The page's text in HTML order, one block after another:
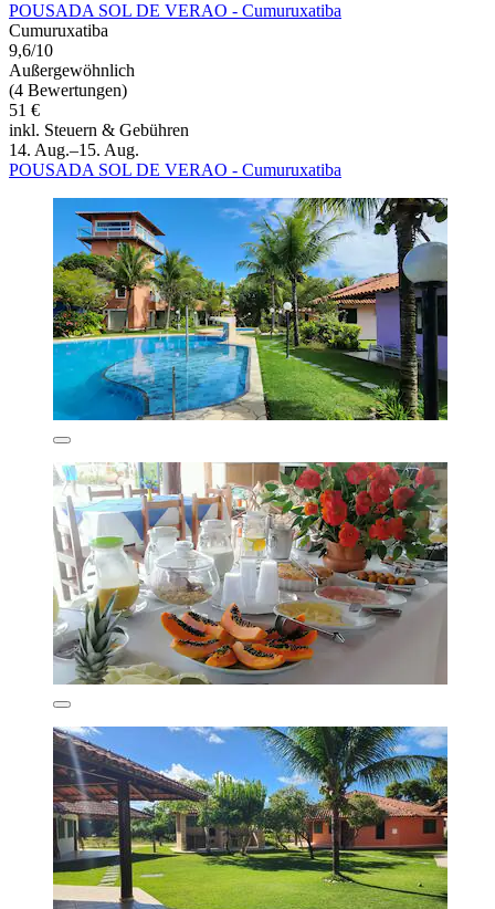
POUSADA SOL DE VERAO - Cumuruxatiba
Cumuruxatiba
9,6/10
Außergewöhnlich
(4 Bewertungen)
51 €
inkl. Steuern & Gebühren
14. Aug.–15. Aug.
POUSADA SOL DE VERAO - Cumuruxatiba